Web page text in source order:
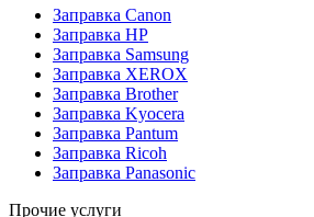
Заправка Canon
Заправка HP
Заправка Samsung
Заправка XEROX
Заправка Brother
Заправка Kyocera
Заправка Pantum
Заправка Ricoh
Заправка Panasonic
Прочие услуги